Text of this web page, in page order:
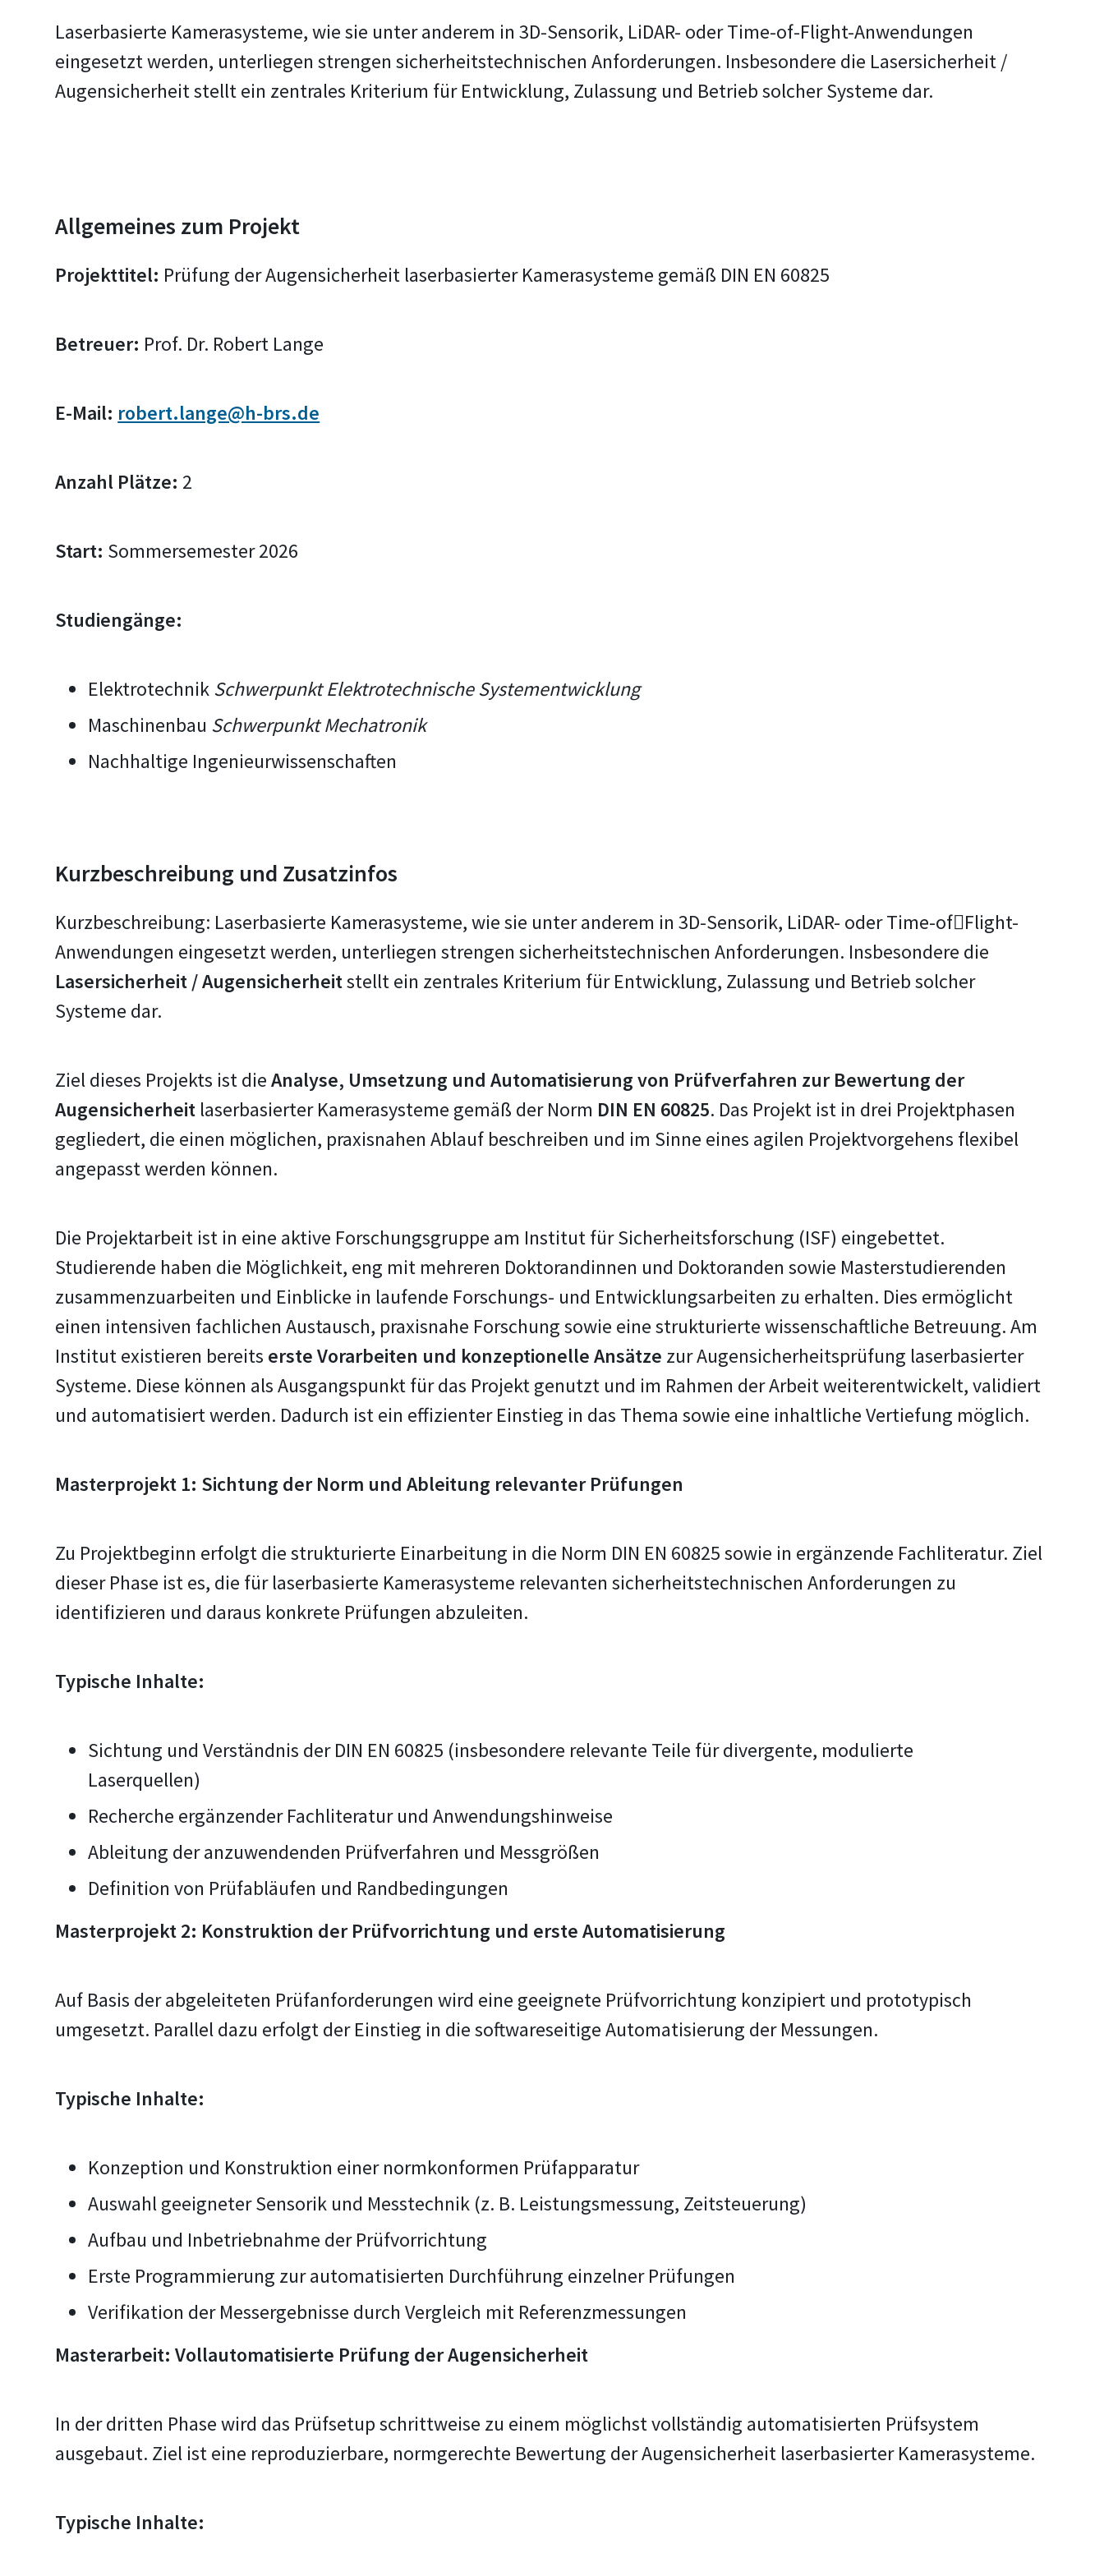
Laserbasierte Kamerasysteme, wie sie unter anderem in 3D-Sensorik, LiDAR- oder Time-of-Flight-Anwendungen
eingesetzt werden, unterliegen strengen sicherheitstechnischen Anforderungen. Insbesondere die Lasersicherheit /
Augensicherheit stellt ein zentrales Kriterium für Entwicklung, Zulassung und Betrieb solcher Systeme dar.
Allgemeines zum Projekt
Projekttitel: Prüfung der Augensicherheit laserbasierter Kamerasysteme gemäß DIN EN 60825
Betreuer: Prof. Dr. Robert Lange
E-Mail: robert.lange@h-brs.de
Anzahl Plätze: 2
Start: Sommersemester 2026
Studiengänge:
ElektrotechnikSchwerpunkt Elektrotechnische Systementwicklung
Maschinenbau Schwerpunkt Mechatronik
Nachhaltige Ingenieurwissenschaften
Kurzbeschreibung und Zusatzinfos
Kurzbeschreibung: Laserbasierte Kamerasysteme, wie sie unter anderem in 3D-Sensorik, LiDAR- oder Time-of￾Flight-
Anwendungen eingesetzt werden, unterliegen strengen sicherheitstechnischen Anforderungen. Insbesondere die
Lasersicherheit / Augensicherheitstellt ein zentrales Kriterium für Entwicklung, Zulassung und Betrieb solcher
Systeme dar.
Ziel dieses Projekts ist dieAnalyse, Umsetzung und Automatisierung von Prüfverfahren zur Bewertung der
Augensicherheit laserbasierter Kamerasysteme gemäß der Norm DIN EN 60825. Das Projekt ist in drei Projektphasen
gegliedert, die einen möglichen, praxisnahen Ablauf beschreiben und im Sinne eines agilen Projektvorgehens flexibel
angepasst werden können.
Die Projektarbeit ist in eine aktive Forschungsgruppe am Institut für Sicherheitsforschung (ISF) eingebettet.
Studierende haben die Möglichkeit, eng mit mehreren Doktorandinnen und Doktoranden sowie Masterstudierenden
zusammenzuarbeiten und Einblicke in laufende Forschungs- und Entwicklungsarbeiten zu erhalten. Dies ermöglicht
einen intensiven fachlichen Austausch, praxisnahe Forschung sowie eine strukturierte wissenschaftliche Betreuung. Am
Institut existieren bereits erste Vorarbeiten und konzeptionelle Ansätze zur Augensicherheitsprüfung laserbasierter
Systeme. Diese können als Ausgangspunkt für das Projekt genutzt und im Rahmen der Arbeit weiterentwickelt, validiert
und automatisiert werden. Dadurch ist ein effizienter Einstieg in das Thema sowie eine inhaltliche Vertiefung möglich.
Masterprojekt 1: Sichtung der Norm und Ableitung relevanter Prüfungen
Zu Projektbeginn erfolgt die strukturierte Einarbeitung in die Norm DIN EN 60825 sowie in ergänzende Fachliteratur. Ziel
dieser Phase ist es, die für laserbasierte Kamerasysteme relevanten sicherheitstechnischen Anforderungen zu
identifizieren und daraus konkrete Prüfungen abzuleiten.
Typische Inhalte:
Sichtung und Verständnis der DIN EN 60825 (insbesondere relevante Teile für divergente, modulierte
Laserquellen)
Recherche ergänzender Fachliteratur und Anwendungshinweise
Ableitung der anzuwendenden Prüfverfahren und Messgrößen
Definition von Prüfabläufen und Randbedingungen
Masterprojekt 2: Konstruktion der Prüfvorrichtung und erste Automatisierung
Auf Basis der abgeleiteten Prüfanforderungen wird eine geeignete Prüfvorrichtung konzipiert und prototypisch
umgesetzt. Parallel dazu erfolgt der Einstieg in die softwareseitige Automatisierung der Messungen.
Typische Inhalte:
Konzeption und Konstruktion einer normkonformen Prüfapparatur
Auswahl geeigneter Sensorik und Messtechnik (z. B. Leistungsmessung, Zeitsteuerung)
Aufbau und Inbetriebnahme der Prüfvorrichtung
Erste Programmierung zur automatisierten Durchführung einzelner Prüfungen
Verifikation der Messergebnisse durch Vergleich mit Referenzmessungen
Masterarbeit: Vollautomatisierte Prüfung der Augensicherheit
In der dritten Phase wird das Prüfsetup schrittweise zu einem möglichst vollständig automatisierten Prüfsystem
ausgebaut. Ziel ist eine reproduzierbare, normgerechte Bewertung der Augensicherheit laserbasierter Kamerasysteme.
Typische Inhalte: